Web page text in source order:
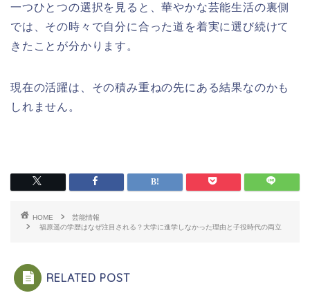
一つひとつの選択を見ると、華やかな芸能生活の裏側
では、その時々で自分に合った道を着実に選び続けて
きたことが分かります。
現在の活躍は、その積み重ねの先にある結果なのかも
しれません。
HOME
芸能情報
福原遥の学歴はなぜ注目される？大学に進学しなかった理由と子役時代の両立
RELATED POST